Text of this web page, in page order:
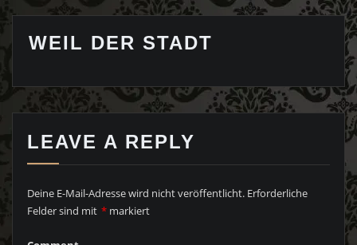
WEIL DER STADT
LEAVE A REPLY
Deine E-Mail-Adresse wird nicht veröffentlicht. Erforderliche
Felder sind mit * markiert